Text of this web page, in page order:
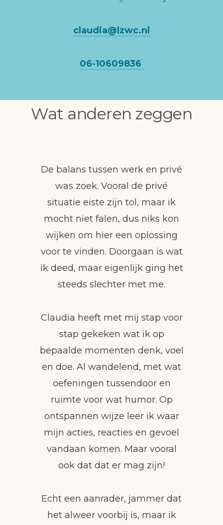
claudia@lzwc.nl
06-10609836
Wat anderen zeggen
De balans tussen werk en privé
was zoek. Vooral de privé
situatie eiste zijn tol, maar ik
mocht niet falen, dus niks kon
wijken om hier een oplossing
voor te vinden. Doorgaan is wat
ik deed, maar eigenlijk ging het
steeds slechter met me.
Claudia heeft met mij stap voor
stap gekeken wat ik op
bepaalde momenten denk, voel
en doe. Al wandelend, met wat
oefeningen tussendoor en
ruimte voor wat humor. Op
ontspannen wijze leer ik waar
mijn acties, reacties en gevoel
vandaan komen. Maar vooral
ook dat dat er mag zijn!
Echt een aanrader, jammer dat
het alweer voorbij is, maar ik